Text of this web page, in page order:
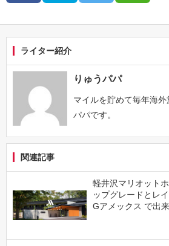
ライター紹介
りゅうパパ
マイルを貯めて毎年海
パパです。
関連記事
軽井沢マリオット
ップグレードとレ
Gアメックス で出